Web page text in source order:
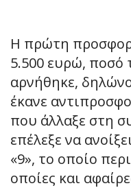
Η πρώτη
5.500 ευρώ, ποσό
αρνήθηκε,
έκανε
που άλλαξε στη
επέλεξε να
«9», το οποίο
οποίες και